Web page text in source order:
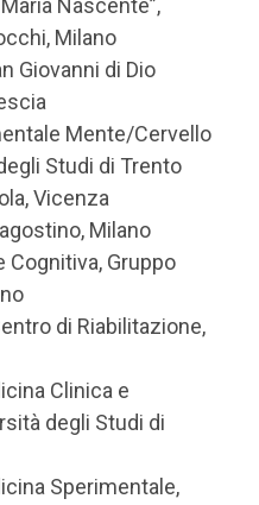
Nascente”,
Milano
Giovanni di Dio
Mente/Cervello
Studi di Trento
Vicenza
Milano
Cognitiva, Gruppo
di Riabilitazione,
Clinica e
degli Studi di
Sperimentale,